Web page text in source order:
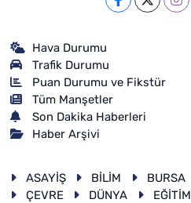
Hava Durumu
Trafik Durumu
Puan Durumu ve Fikstür
Tüm Manşetler
Son Dakika Haberleri
Haber Arşivi
ASAYİŞ BİLİM BURSA
ÇEVRE
DÜNYA EĞİTİM